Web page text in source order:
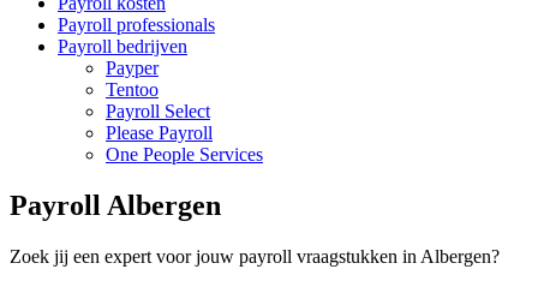
Payroll professionals
Payroll bedrijven
Payper
Tentoo
Payroll Select
Please Payroll
One People Services
Payroll Albergen
Zoek jij een expert voor jouw payroll vraagstukken in Albergen?